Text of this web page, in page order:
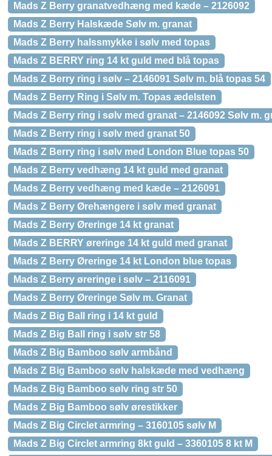
Mads Z Berry granatvedhæng med kæde – 2126092
Mads Z Berry Halskæde Sølv m. granat
Mads Z Berry halssmykke i sølv med topas
Mads Z BERRY ring 14 kt guld med blå topas
Mads Z Berry ring i sølv – 2146091 Sølv m. blå topas 54
Mads Z Berry Ring i Sølv m. Topas ædelsten
Mads Z Berry ring i sølv med granat – 2146092 Sølv m.
Mads Z Berry ring i sølv med granat 50
Mads Z Berry ring i sølv med London Blue topas 50
Mads Z Berry vedhæng 14 kt guld med granat
Mads Z Berry vedhæng med kæde – 2126091
Mads Z Berry Ørehængere i sølv med granat
Mads Z Berry Øreringe 14 kt granat
Mads Z BERRY øreringe 14 kt guld med granat
Mads Z Berry Øreringe 14 kt London blue topas
Mads Z Berry øreringe i sølv – 2116091
Mads Z Berry Øreringe Sølv m. Granat
Mads Z Big Ball ring i 14 kt guld
Mads Z Big Ball ring i sølv str 58
Mads Z Big Bamboo sølv armbånd
Mads Z Big Bamboo sølv halskæde med vedhæng
Mads Z Big Bamboo sølv ring str 50
Mads Z Big Bamboo sølv ørestikker
Mads Z Big Circlet armring – 3160105 sølv M
Mads Z Big Circlet armring 8kt guld – 3360105 8 kt M